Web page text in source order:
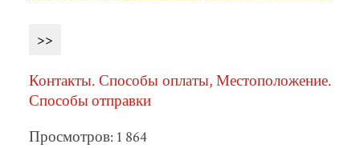
>>
Контакты. Способы оплаты, Местоположение.
Способы отправки
Просмотров: 1 864